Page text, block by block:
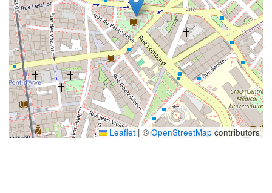
Leaflet | ©OpenStreetMap contributors